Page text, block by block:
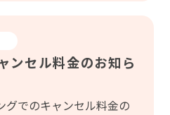
ンセル料金のお知ら
グでのキャンセル料金の